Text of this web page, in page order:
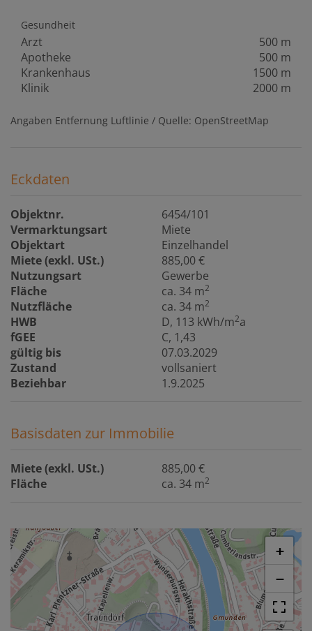
Gesundheit
Arzt
500 m
Apotheke
500 m
Krankenhaus
1500 m
Klinik
2000 m
Angaben Entfernung Luftlinie / Quelle: OpenStreetMap
Eckdaten
Objektnr.
6454/101
Vermarktungsart
Miete
Objektart
Einzelhandel
Miete (exkl. USt.)
885,00 €
Nutzungsart
Gewerbe
Fläche
ca. 34 m2
Nutzfläche ca. 34 m2
HWB D, 113 kWh/m2a
fGEE
C, 1,43
gültig bis
07.03.2029
Zustand
vollsaniert
Beziehbar
1.9.2025
Basisdaten zur Immobilie
Miete (exkl. USt.)
885,00 €
Fläche
ca. 34 m2
+
−